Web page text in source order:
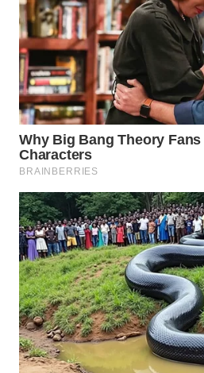
WN
TANGERANG
WN
BINJAI
CIREBON
WN
INDRAMAYU
WN
KUNINGAN
WN
MAJALENGKA
WN